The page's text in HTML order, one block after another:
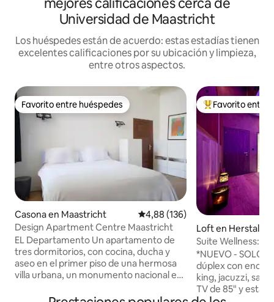
Universidad de Maastricht
Los huéspedes están de acuerdo: estas estadías tienen
excelentes calificaciones por su ubicación y limpieza,
entre otros aspectos.
Favorito entre huéspedes
Favorito entre huéspedes
Casona en Maastricht Calificación promedio: 4,88 de
4,88 (136)
Design Apartment Centre Maastricht
EL Departamento Un apartamento de
tres dormitorios, con cocina, ducha y
aseo en el primer piso de una hermosa
villa urbana, un monumento nacional en
Maastricht. En la cocina habrá comida
Favorito entre
Favorito entre
Loft en Herstal
Suite Wellness:
*NUEVO - SOLO
dúplex con
king, jacuzzi,
TV de 85" y